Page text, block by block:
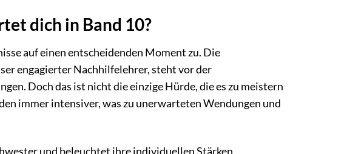
dich in Band 10?
auf einen entscheidenden Moment zu. Die
engagierter Nachhilfelehrer, steht vor der
Doch das ist nicht die einzige Hürde, die es zu meistern
immer intensiver, was zu unerwarteten Wendungen und
und beleuchtet ihre individuellen Stärken,